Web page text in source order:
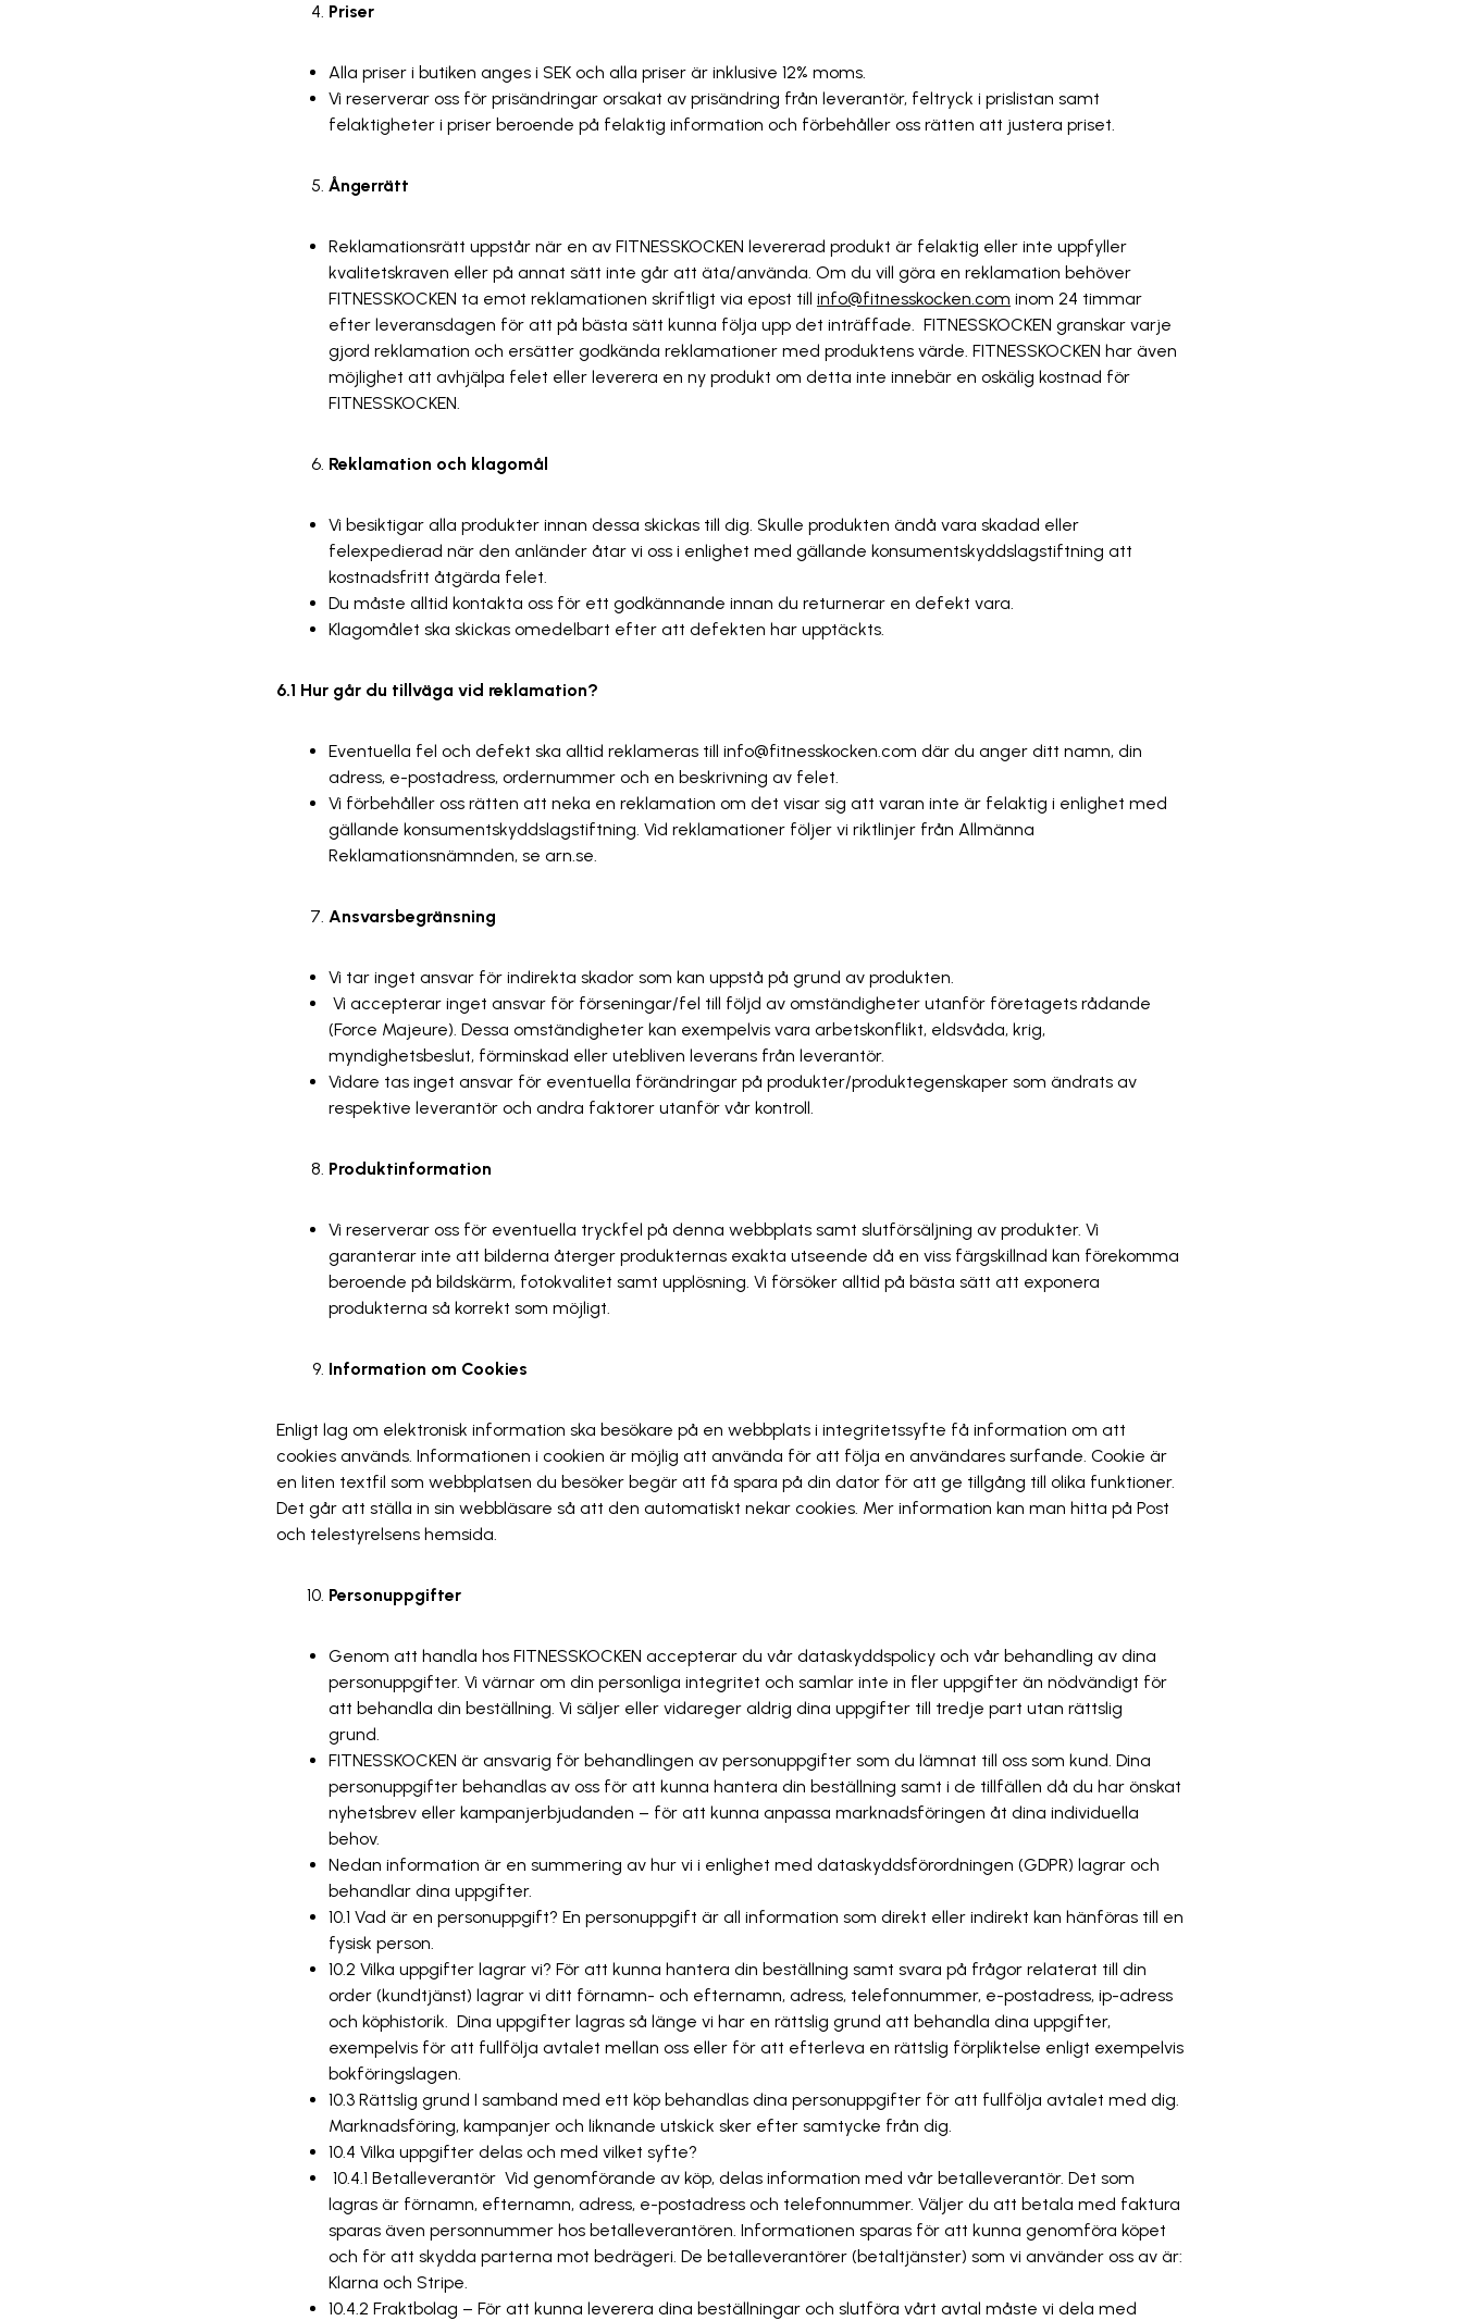
Priser
Alla priser i butiken anges i SEK och alla priser är inklusive 12% moms.
Vi reserverar oss för prisändringar orsakat av prisändring från leverantör, feltryck i prislistan samt
felaktigheter i priser beroende på felaktig information och förbehåller oss rätten att justera priset.
Ångerrätt
Reklamationsrätt uppstår när en av FITNESSKOCKEN levererad produkt är felaktig eller inte uppfyller
kvalitetskraven eller på annat sätt inte går att äta/använda. Om du vill göra en reklamation behöver
FITNESSKOCKEN ta emot reklamationen skriftligt via epost till info@fitnesskocken.com inom 24 timmar
efter leveransdagen för att på bästa sätt kunna följa upp det inträffade. FITNESSKOCKEN granskar varje
gjord reklamation och ersätter godkända reklamationer med produktens värde. FITNESSKOCKEN har även
möjlighet att avhjälpa felet eller leverera en ny produkt om detta inte innebär en oskälig kostnad för
FITNESSKOCKEN.
Reklamation och klagomål
Vi besiktigar alla produkter innan dessa skickas till dig. Skulle produkten ändå vara skadad eller
felexpedierad när den anländer åtar vi oss i enlighet med gällande konsumentskyddslagstiftning att
kostnadsfritt åtgärda felet.
Du måste alltid kontakta oss för ett godkännande innan du returnerar en defekt vara.
Klagomålet ska skickas omedelbart efter att defekten har upptäckts.
6.1 Hur går du tillväga vid reklamation?
Eventuella fel och defekt ska alltid reklameras till info@fitnesskocken.com där du anger ditt namn, din
adress, e-postadress, ordernummer och en beskrivning av felet.
Vi förbehåller oss rätten att neka en reklamation om det visar sig att varan inte är felaktig i enlighet med
gällande konsumentskyddslagstiftning. Vid reklamationer följer vi riktlinjer från Allmänna
Reklamationsnämnden, se arn.se.
Ansvarsbegränsning
Vi tar inget ansvar för indirekta skador som kan uppstå på grund av produkten.
Vi accepterar inget ansvar för förseningar/fel till följd av omständigheter utanför företagets rådande
(Force Majeure). Dessa omständigheter kan exempelvis vara arbetskonflikt, eldsvåda, krig,
myndighetsbeslut, förminskad eller utebliven leverans från leverantör.
Vidare tas inget ansvar för eventuella förändringar på produkter/produktegenskaper som ändrats av
respektive leverantör och andra faktorer utanför vår kontroll.
Produktinformation
Vi reserverar oss för eventuella tryckfel på denna webbplats samt slutförsäljning av produkter. Vi
garanterar inte att bilderna återger produkternas exakta utseende då en viss färgskillnad kan förekomma
beroende på bildskärm, fotokvalitet samt upplösning. Vi försöker alltid på bästa sätt att exponera
produkterna så korrekt som möjligt.
Information om Cookies
Enligt lag om elektronisk information ska besökare på en webbplats i integritetssyfte få information om att
cookies används. Informationen i cookien är möjlig att använda för att följa en användares surfande. Cookie är
en liten textfil som webbplatsen du besöker begär att få spara på din dator för att ge tillgång till olika funktioner.
Det går att ställa in sin webbläsare så att den automatiskt nekar cookies. Mer information kan man hitta på Post
och telestyrelsens hemsida.
Personuppgifter
Genom att handla hos FITNESSKOCKEN accepterar du vår dataskyddspolicy och vår behandling av dina
personuppgifter. Vi värnar om din personliga integritet och samlar inte in fler uppgifter än nödvändigt för
att behandla din beställning. Vi säljer eller vidareger aldrig dina uppgifter till tredje part utan rättslig
grund.
FITNESSKOCKEN är ansvarig för behandlingen av personuppgifter som du lämnat till oss som kund. Dina
personuppgifter behandlas av oss för att kunna hantera din beställning samt i de tillfällen då du har önskat
nyhetsbrev eller kampanjerbjudanden – för att kunna anpassa marknadsföringen åt dina individuella
behov.
Nedan information är en summering av hur vi i enlighet med dataskyddsförordningen (GDPR) lagrar och
behandlar dina uppgifter.
10.1 Vad är en personuppgift? En personuppgift är all information som direkt eller indirekt kan hänföras till en
fysisk person.
10.2 Vilka uppgifter lagrar vi? För att kunna hantera din beställning samt svara på frågor relaterat till din
order (kundtjänst) lagrar vi ditt förnamn- och efternamn, adress, telefonnummer, e-postadress, ip-adress
och köphistorik. Dina uppgifter lagras så länge vi har en rättslig grund att behandla dina uppgifter,
exempelvis för att fullfölja avtalet mellan oss eller för att efterleva en rättslig förpliktelse enligt exempelvis
bokföringslagen.
10.3 Rättslig grund I samband med ett köp behandlas dina personuppgifter för att fullfölja avtalet med dig.
Marknadsföring, kampanjer och liknande utskick sker efter samtycke från dig.
10.4 Vilka uppgifter delas och med vilket syfte?
10.4.1 Betalleverantör Vid genomförande av köp, delas information med vår betalleverantör. Det som
lagras är förnamn, efternamn, adress, e-postadress och telefonnummer. Väljer du att betala med faktura
sparas även personnummer hos betalleverantören. Informationen sparas för att kunna genomföra köpet
och för att skydda parterna mot bedrägeri. De betalleverantörer (betaltjänster) som vi använder oss av är:
Klarna och Stripe.
10.4.2 Fraktbolag – För att kunna leverera dina beställningar och slutföra vårt avtal måste vi dela med